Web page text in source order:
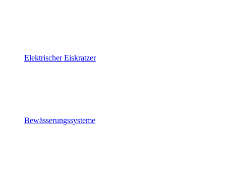
Elektrischer Eiskratzer
Bewässerungssysteme